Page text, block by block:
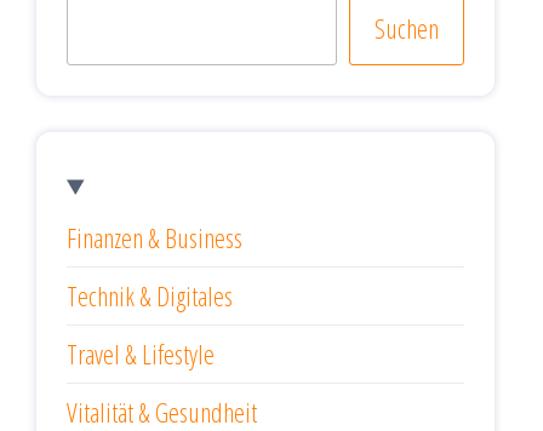
Suchen
Finanzen & Business
Technik & Digitales
Travel & Lifestyle
Vitalität & Gesundheit